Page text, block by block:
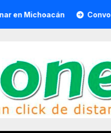
Convoca